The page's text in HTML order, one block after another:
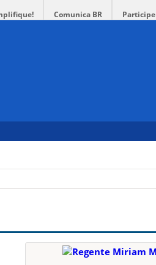
Comunica BR Participe